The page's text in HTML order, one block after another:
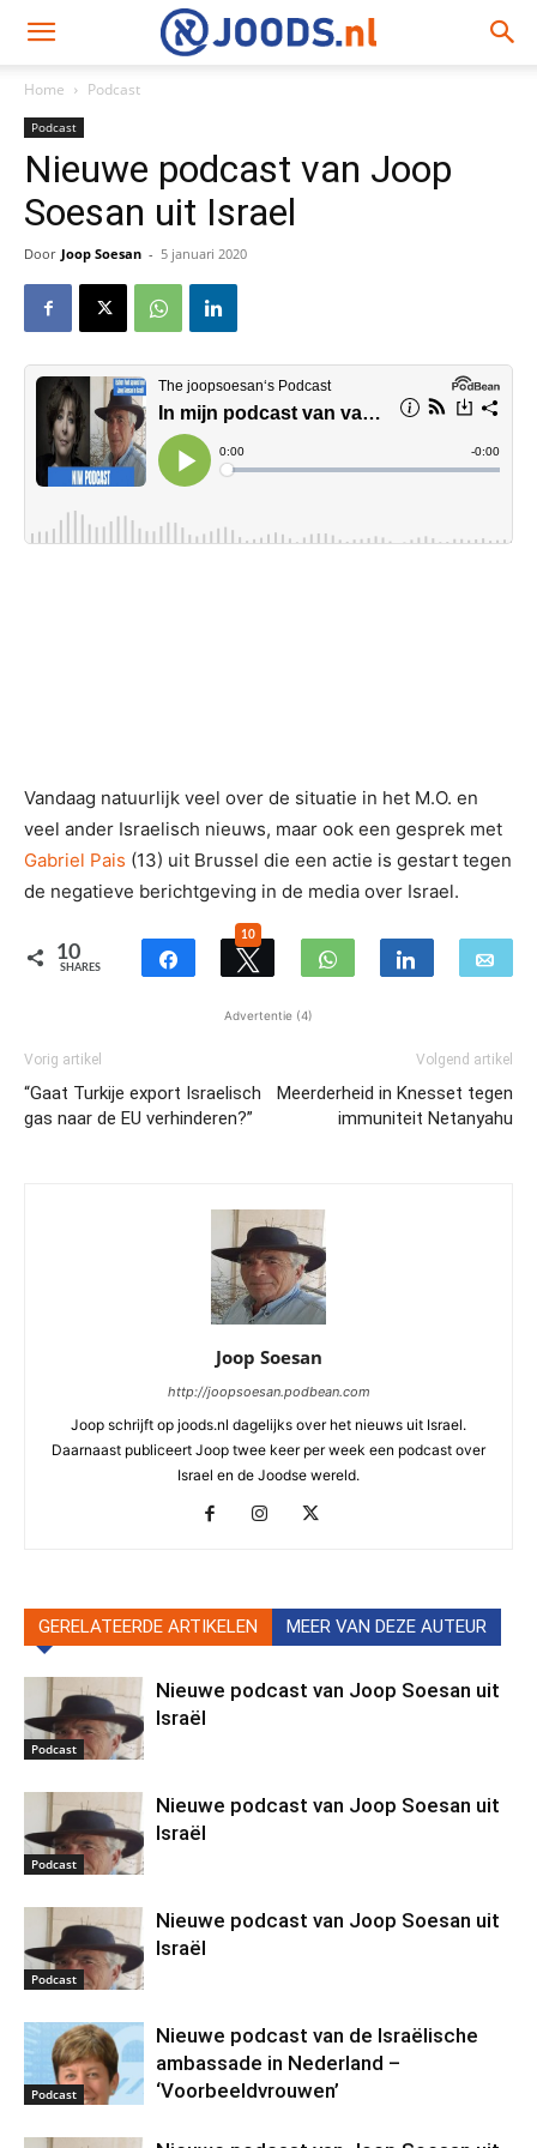
Home Podcast
Podcast
Nieuwe podcast van Joop
Soesan uit Israel
Door Joop Soesan - 5 januari 2020
Vandaag natuurlijk veel over de situatie in het M.O. en
veel ander Israelisch nieuws, maar ook een gesprek met
Gabriel Pais (13) uit Brussel die een actie is gestart tegen
de negatieve berichtgeving in de media over Israel.
10
SHARES
10
Advertentie (4)
Vorig artikel
“Gaat Turkije export Israelisch
gas naar de EU verhinderen?”
Volgend artikel
Meerderheid in Knesset tegen
immuniteit Netanyahu
Joop Soesan
http://joopsoesan.podbean.com
Joop schrijft op joods.nl dagelijks over het nieuws uit Israel.
Daarnaast publiceert Joop twee keer per week een podcast over
Israel en de Joodse wereld.
GERELATEERDE ARTIKELEN MEER VAN DEZE AUTEUR
Podcast
Nieuwe podcast van Joop Soesan uit
Israël
Podcast
Nieuwe podcast van Joop Soesan uit
Israël
Podcast
Nieuwe podcast van Joop Soesan uit
Israël
Podcast
Nieuwe podcast van de Israëlische
ambassade in Nederland –
‘Voorbeeldvrouwen’